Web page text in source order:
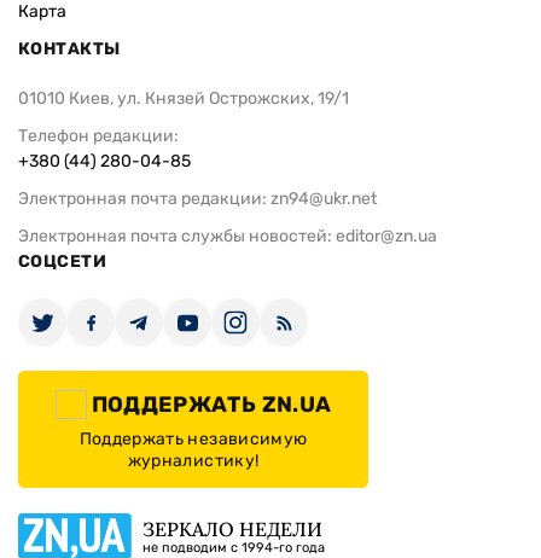
Карта
КОНТАКТЫ
01010 Киев, ул. Князей Острожских, 19/1
Телефон редакции:
+380 (44) 280-04-85
Электронная почта редакции: zn94@ukr.net
Электронная почта службы новостей: editor@zn.ua
СОЦСЕТИ
ПОДДЕРЖАТЬ ZN.UA
Поддержать независимую
журналистику!
ЗЕРКАЛО НЕДЕЛИ
не подводим с 1994-го года